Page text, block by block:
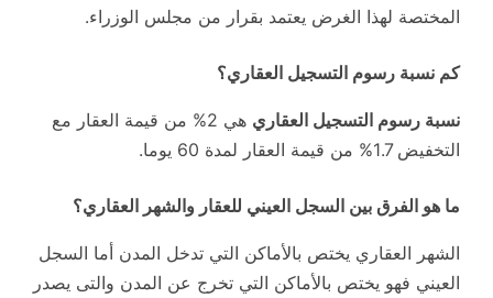
المختصة لهذا الغرض يعتمد بقرار من مجلس الوزراء.
كم نسبة رسوم التسجيل العقاري؟
نسبة رسوم التسجيل العقاري
هي 2% من قيمة العقار مع
التخفيض 1.7% من قيمة العقار لمدة 60 يوما.
ما هو الفرق بين السجل العيني للعقار والشهر العقاري؟
الشهر العقاري يختص بالأماكن التي تدخل المدن أما السجل
العيني فهو يختص بالأماكن التي تخرج عن المدن والتى يصدر